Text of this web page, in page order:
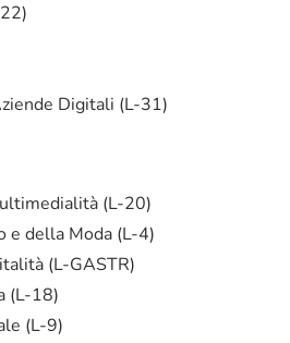
Digitali (L-31)
(L-20)
e della Moda (L-4)
(L-GASTR)
(L-18)
(L-9)